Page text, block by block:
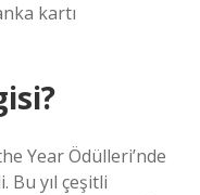
kartı
Year Ödülleri’nde
Bu yıl çeşitli